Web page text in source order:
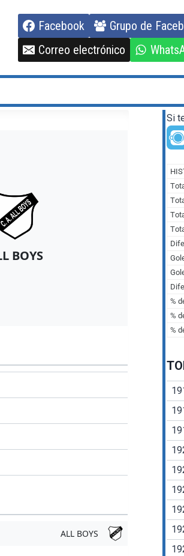
Facebook Grupo de
Correo electrónico
BOYS
ALL BOYS
Si